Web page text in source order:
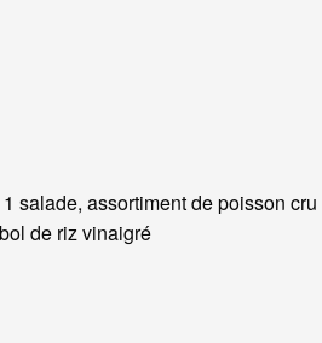
salade, assortiment de poisson cru
de riz vinaigré